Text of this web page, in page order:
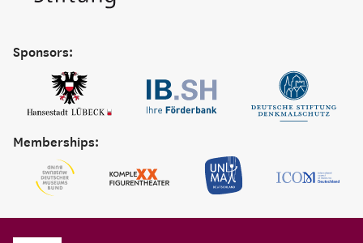
Sponsors:
Memberships: